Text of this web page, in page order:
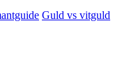
Guld vs vitguld